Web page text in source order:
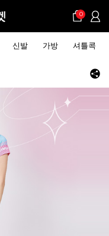
0
신발 가방 셔틀콕